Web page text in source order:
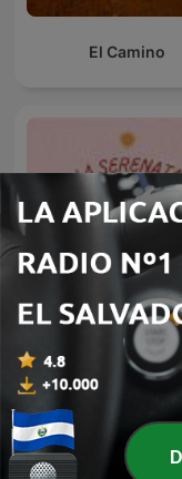
El Camino
La serenata del